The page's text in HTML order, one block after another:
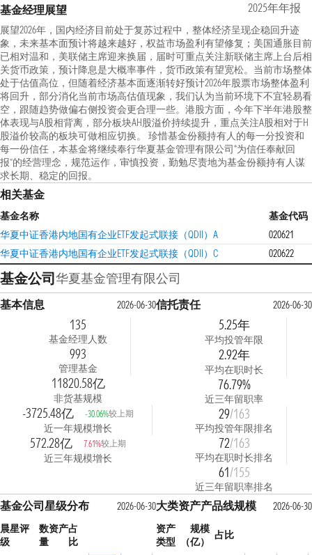
基金经理展望 2025年年报
展望2026年，国内经济目前处于复苏过程中，整体经济呈现企稳回升迹
象，未来基本面预计将越来越好，权益市场盈利有望修复；美国通胀目前
已相对温和，美联储主席迎来换届，届时可重点关注新联储主席上台后相
关货币政策，预计降息是大概率事件，货币政策有望宽松。当前市场整体
处于估值高位，但随着经济基本面逐渐转好预计2026年股票市场整体盈利
将回升，部分消化当前市场高估值现象，我们认为当前环境下不宜轻易看
空，跟随趋势做偏右侧投资会更合理一些。港股方面，今年下半年港股整
体表现与A股相背离，部分板块AH股溢价持续提升，重点关注A股相对于H
股溢价较高的板块可做相应切换。 珍惜基金份额持有人的每一分投资和
每一份信任，本基金将继续奉行华夏基金管理有限公司“为信任奉献回
报”的经营理念，规范运作，审慎投资，勤勉尽责地为基金份额持有人谋
求长期、稳定的回报。
相关基金
基金名称
基金代码
华夏中证香港内地国有企业ETF发起式联接（QDII）A
020621
华夏中证香港内地国有企业ETF发起式联接（QDII）C
020622
基金公司华夏基金管理有限公司
基本信息 2026-06-30
135
基金经理人数
993
管理基金
11820.58亿
非货基规模
-3725.48亿 -30.06%较上期
近一年规模增长
572.28亿 7.61%较上期
近三年规模增长
信托责任 2026-06-30
5.25年
平均投管年限
2.92年
平均在职时长
76.79%
近三年留职率
29/163
平均投管年限排名
72/163
平均在职时长排名
61/155
近三年留职率排名
基金公司星级分布
2026-06-30
晨星评
级
数
量
资产占
比
大类资产产品线规模
2026-06-30
资产
类型
规模
（亿）
占比